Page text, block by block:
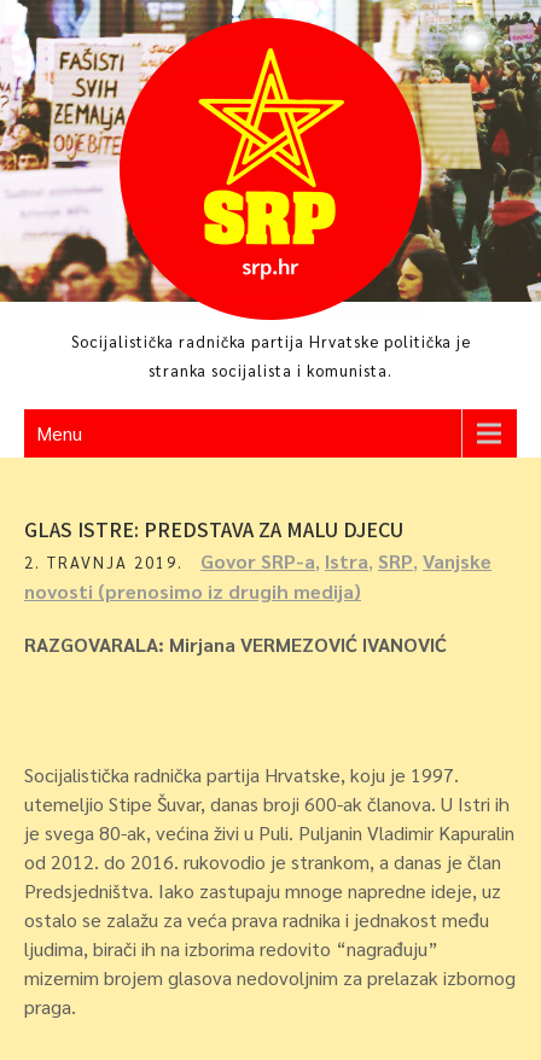
Skip
to
content
Socijalistička radnička partija Hrvatske politička je
stranka socijalista i komunista.
Menu
GLAS ISTRE: PREDSTAVA ZA MALU DJECU
2. TRAVNJA 2019. Govor SRP-a, Istra, SRP, Vanjske
novosti (prenosimo iz drugih medija)
RAZGOVARALA: Mirjana VERMEZOVIĆ IVANOVIĆ
Socijalistička radnička partija Hrvatske, koju je 1997.
utemeljio Stipe Šuvar, danas broji 600-ak članova. U Istri ih
je svega 80-ak, većina živi u Puli. Puljanin Vladimir Kapuralin
od 2012. do 2016. rukovodio je strankom, a danas je član
Predsjedništva. Iako zastupaju mnoge napredne ideje, uz
ostalo se zalažu za veća prava radnika i jednakost među
ljudima, birači ih na izborima redovito “nagrađuju”
mizernim brojem glasova nedovoljnim za prelazak izbornog
praga.